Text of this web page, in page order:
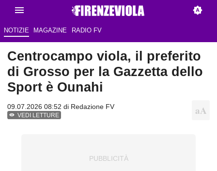
NOTIZIE MAGAZINE RADIO FV
Centrocampo viola, il preferito
di Grosso per la Gazzetta dello
Sport è Ounahi
09.07.2026 08:52 di Redazione FV
VEDI LETTURE